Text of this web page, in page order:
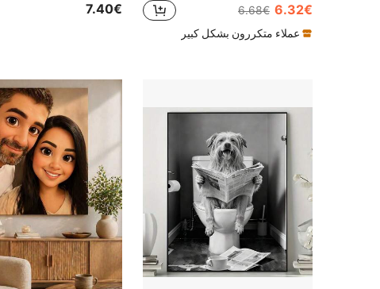
6.32€
6.68€
عملاء متكررون بشكل كبير
7.40€